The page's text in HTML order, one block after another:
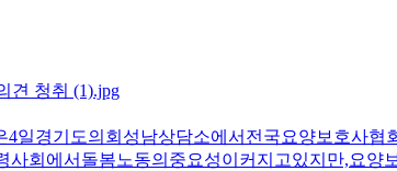
일경기도의회성남상담소에서전국요양보호사
회에서돌봄노동의중요성이커지고있지만,요